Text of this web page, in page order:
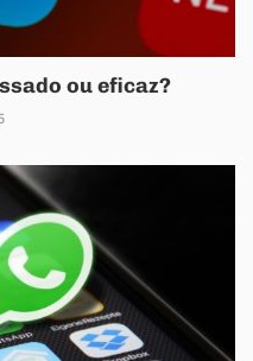
ou eficaz?